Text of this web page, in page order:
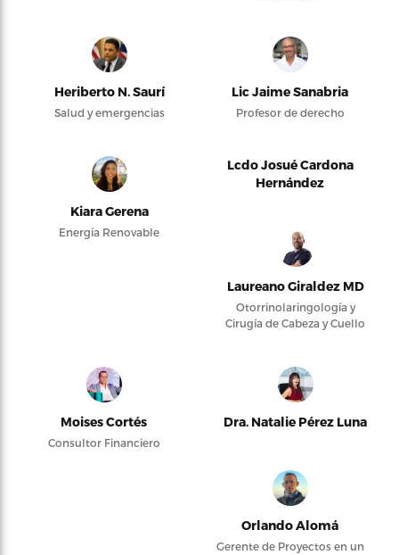
Heriberto N. Saurí
Salud y emergencias
Lic Jaime Sanabria
Profesor de derecho
Kiara Gerena
Energía Renovable
Lcdo Josué Cardona
Hernández
Laureano Giraldez MD
Otorrinolaringología y
Cirugía de Cabeza y Cuello
Moises Cortés
Consultor Financiero
Dra. Natalie Pérez Luna
Orlando Alomá
Gerente de Proyectos en un